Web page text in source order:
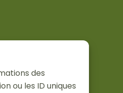
des
ou les ID uniques